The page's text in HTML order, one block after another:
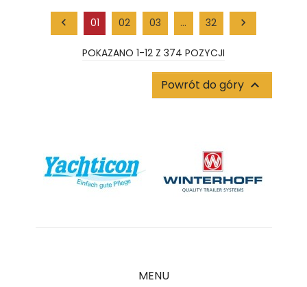
 01 02 03 … 32 
POKAZANO 1-12 Z 374 POZYCJI
Powrót do góry 
MENU